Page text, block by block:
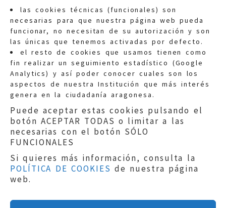
las cookies técnicas (funcionales) son
necesarias para que nuestra página web pueda
funcionar, no necesitan de su autorización y son
las únicas que tenemos activadas por defecto.
el resto de cookies que usamos tienen como
fin realizar un seguimiento estadístico (Google
Analytics) y así poder conocer cuales son los
aspectos de nuestra Institución que más interés
genera en la ciudadanía aragonesa.
Puede aceptar estas cookies pulsando el
botón ACEPTAR TODAS o limitar a las
necesarias con el botón SÓLO
FUNCIONALES
Si quieres más información, consulta la
POLÍTICA DE COOKIES de nuestra página
web.
Quejas:quejas@eljusticiadearagon.es
Información general:
informacion@eljusticiadearagon.es
Teléfonos:900 210 210/
Aviso legal|Política de privacidad|
Protección de Datos